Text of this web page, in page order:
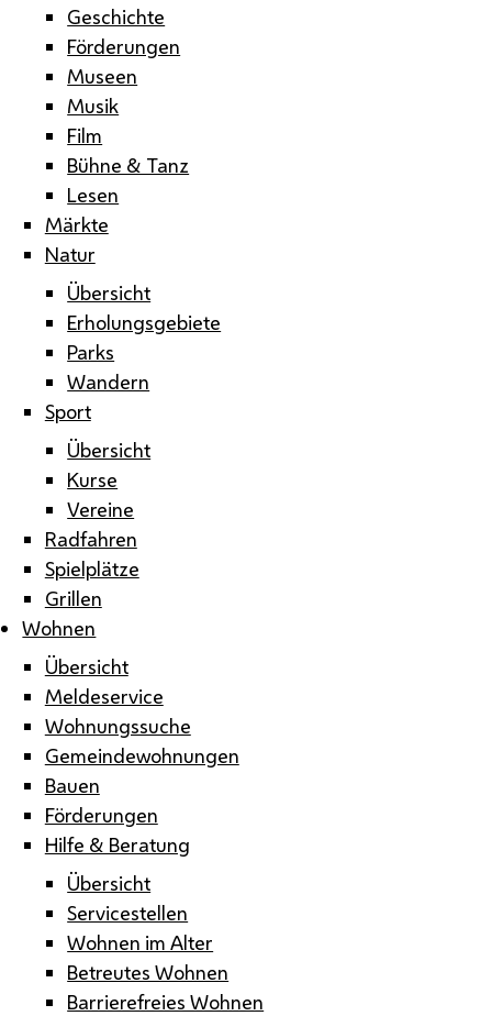
Geschichte
Förderungen
Museen
Musik
Film
Bühne & Tanz
Lesen
Märkte
Natur
Übersicht
Erholungsgebiete
Parks
Wandern
Sport
Übersicht
Kurse
Vereine
Radfahren
Spielplätze
Grillen
Wohnen
Übersicht
Meldeservice
Wohnungssuche
Gemeindewohnungen
Bauen
Förderungen
Hilfe & Beratung
Übersicht
Servicestellen
Wohnen im Alter
Betreutes Wohnen
Barrierefreies Wohnen